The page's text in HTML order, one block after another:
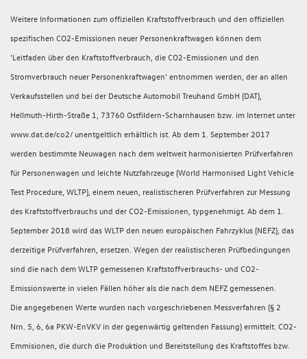
Weitere Informationen zum offiziellen Kraftstoffverbrauch und den offiziellen
spezifischen CO2-Emissionen neuer Personenkraftwagen können dem
'Leitfaden über den Kraftstoffverbrauch, die CO2-Emissionen und den
Stromverbrauch neuer Personenkraftwagen' entnommen werden, der an allen
Verkaufsstellen und bei der Deutsche Automobil Treuhand GmbH (DAT),
Hellmuth-Hirth-Straße 1, 73760 Ostfildern-Scharnhausen bzw. im Internet unter
www.dat.de/co2/ unentgeltlich erhältlich ist. Ab dem 1. September 2017
werden bestimmte Neuwagen nach dem weltweit harmonisierten Prüfverfahren
für Personenwagen und leichte Nutzfahrzeuge (World Harmonised Light Vehicle
Test Procedure, WLTP), einem neuen, realistischeren Prüfverfahren zur Messung
des Kraftstoffverbrauchs und der CO2-Emissionen, typgenehmigt. Ab dem 1.
September 2018 wird das WLTP den neuen europäischen Fahrzyklus (NEFZ), das
derzeitige Prüfverfahren, ersetzen. Wegen der realistischeren Prüfbedingungen
sind die nach dem WLTP gemessenen Kraftstoffverbrauchs- und CO2-
Emissionswerte in vielen Fällen höher als die nach dem NEFZ gemessenen.
Die angegebenen Werte wurden nach vorgeschriebenen Messverfahren (§ 2
Nrn. 5, 6, 6a PKW-EnVKV in der gegenwärtig geltenden Fassung) ermittelt. CO2-
Emmisionen, die durch die Produktion und Bereitstellung des Kraftstoffes bzw.